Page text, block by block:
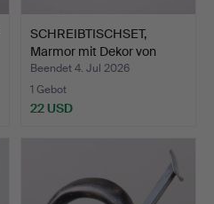
SCHREIBTISCHSET,
Marmor mit Dekor von
Wiki…
Beendet 4. Jul 2026
1 Gebot
22 USD